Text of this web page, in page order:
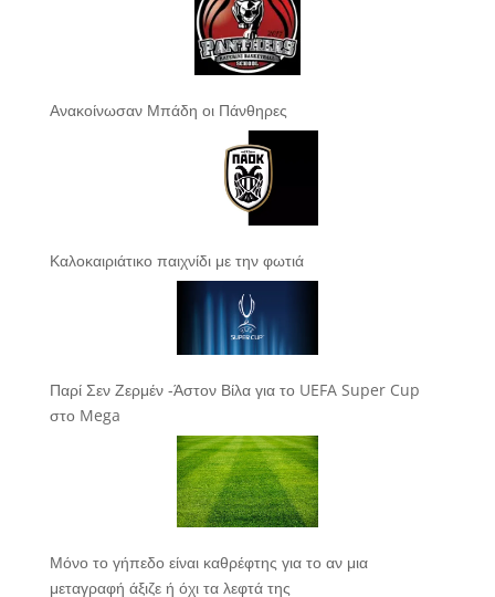
Ανακοίνωσαν Μπάδη οι Πάνθηρες
Καλοκαιριάτικο παιχνίδι με την φωτιά
Παρί Σεν Ζερμέν -Άστον Βίλα για το UEFA Super Cup
στο Mega
Μόνο το γήπεδο είναι καθρέφτης για το αν μια
μεταγραφή άξιζε ή όχι τα λεφτά της